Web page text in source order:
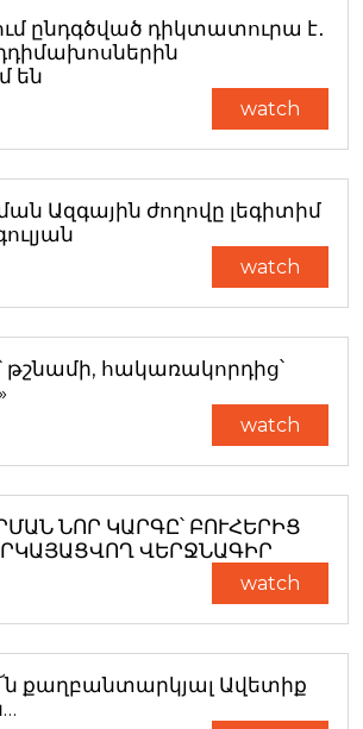
ընդգծված դիկտատուրա է․
են
watch
Ազգային ժողովը լեգիտիմ
watch
թշնամի, հակառակորդից՝
watch
ՆՈՐ ԿԱՐԳԸ՝ ԲՈՒՀԵՐԻՑ
ՎԵՐՋՆԱԳԻՐ
watch
քաղբանտարկյալ Ավետիք